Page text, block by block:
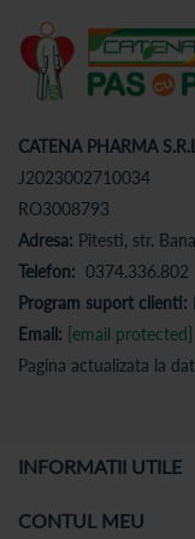
CATENA PHARMA
J2023002710034
RO3008793
Adresa: Pitesti, str.
Telefon: 0374.336.802
Program suport clienti:
Email: [email protected]
Pagina actualizata la
INFORMATII UTILE
CONTUL MEU